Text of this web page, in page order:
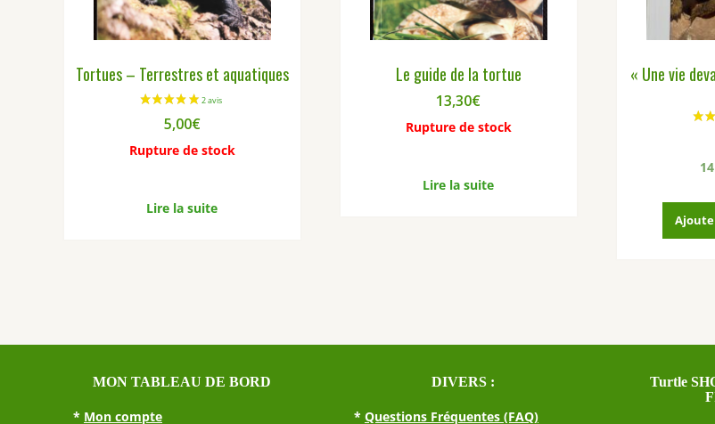
Tortues – Terrestres et aquatiques
5,00€
Rupture de stock
Lire la suite
Le guide de la tortue
13,30€
Rupture de stock
Lire la suite
« Une vie
MON TABLEAU DE BORD
* Mon compte
DIVERS :
* Questions Fréquentes (FAQ)
Turtle